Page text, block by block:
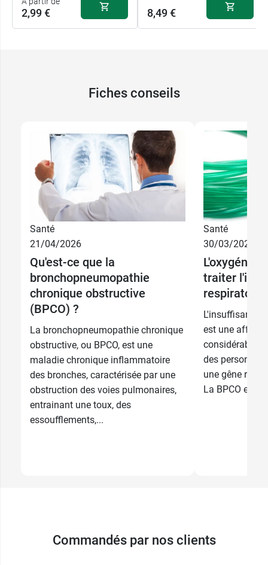
2,99 €
Enfant 3,29 €
8,49 €
Fiches conseils
Santé
21/04/2026
Qu'est-ce que la
bronchopneumopathie
chronique obstructive
(BPCO) ?
La bronchopneumopathie chronique
obstructive, ou BPCO, est une
maladie chronique inflammatoire
des bronches, caractérisée par une
obstruction des voies pulmonaires,
entrainant une toux, des
essoufflements,...
Santé
30/03/2026
traiter
L'insuffisance
est une
des
une gêne
La BPCO est
Commandés par nos clients